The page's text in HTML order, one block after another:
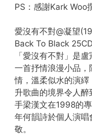
PS：感謝Kark Woo
愛沒有不對@凝望
Back To Black
「愛沒有不對」是
一首抒情浪漫小品
情，溫柔似水的演
升歌曲的境界令人
手梁漢文在1998的
年何韻詩於個人演
敬。